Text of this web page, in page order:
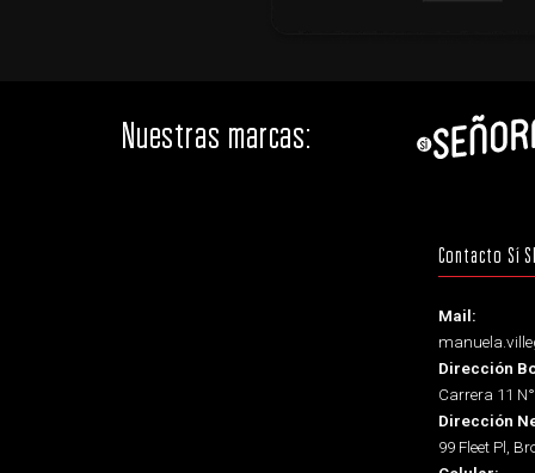
Nuestras marcas:
Contacto Sí
Mail:
Dirección
Carrera 11
Dirección
99 Fleet Pl,